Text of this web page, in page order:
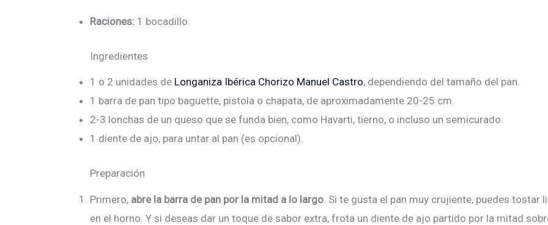
Raciones: 1 bocadillo.
Ingredientes
1 o 2 unidades de Longaniza Ibérica Chorizo Manuel Castro, dependiendo del tamaño del pan.
1 barra de pan tipo baguette, pistola o chapata, de aproximadamente 20-25 cm.
2-3 lonchas de un queso que se funda bien, como Havarti, tierno, o incluso un semicurado.
1 diente de ajo, para untar al pan (es opcional).
Preparación
Primero, abre la barra de pan por la mitad a lo largo . Si te gusta el pan muy crujiente, puedes
en el horno. Y si deseas dar un toque de sabor extra, frota un diente de ajo partido por la mitad